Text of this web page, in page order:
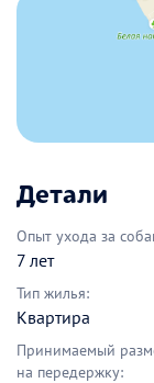
Детали
Опыт ухода за
7 лет
Тип жилья:
Квартира
Принимаемый
на передержку: